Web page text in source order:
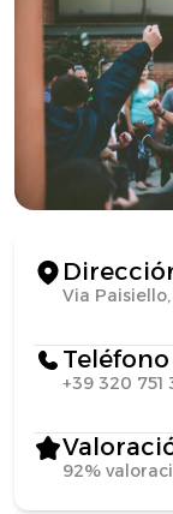
Via
Teléfono
+39 320 751
92%